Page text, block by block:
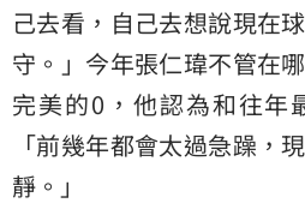
己去看，自己去想說現在
守。」今年張仁瑋不管在
完美的0，他認為和往年
「前幾年都會太過急躁，
靜。」